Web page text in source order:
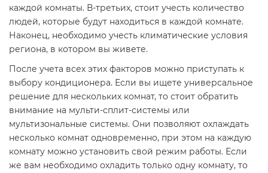
каждой комнаты. В-третьих, стоит учесть количество
людей, которые будут находиться в каждой комнате.
Наконец, необходимо учесть климатические условия
региона, в котором вы живете.
После учета всех этих факторов можно приступать к
выбору кондиционера. Если вы ищете универсальное
решение для нескольких комнат, то стоит обратить
внимание на мульти-сплит-системы или
мультизональные системы. Они позволяют охлаждать
несколько комнат одновременно, при этом на каждую
комнату можно установить свой режим работы. Если
же вам необходимо охладить только одну комнату, то